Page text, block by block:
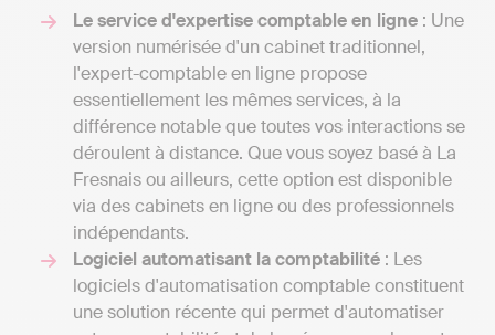
Le service d'expertise comptable en ligne : Une
version numérisée d'un cabinet traditionnel,
l'expert-comptable en ligne propose
essentiellement les mêmes services, à la
différence notable que toutes vos interactions se
déroulent à distance. Que vous soyez basé à La
Fresnais ou ailleurs, cette option est disponible
via des cabinets en ligne ou des professionnels
indépendants.
Logiciel automatisant la comptabilité : Les
logiciels d'automatisation comptable constituent
une solution récente qui permet d'automatiser